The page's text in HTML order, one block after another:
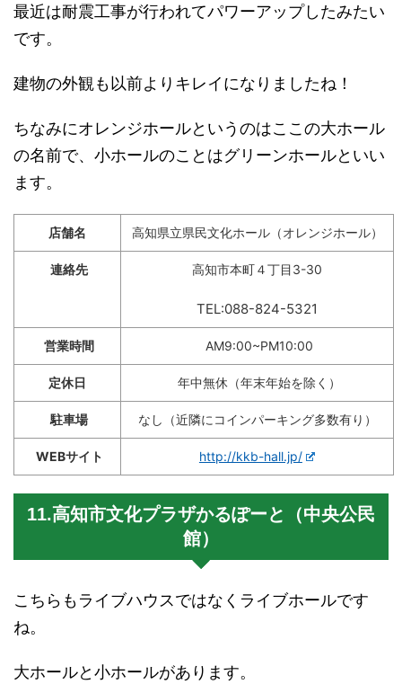
最近は耐震工事が行われてパワーアップしたみたい
です。
建物の外観も以前よりキレイになりましたね！
ちなみにオレンジホールというのはここの大ホール
の名前で、小ホールのことはグリーンホールといい
ます。
店舗名 高知県立県民文化ホール（オレンジホール）
連絡先 高知市本町４丁目3-30
TEL:088-824-5321
営業時間 AM9:00~PM10:00
定休日 年中無休（年末年始を除く）
駐車場 なし（近隣にコインパーキング多数有り）
WEBサイト http://kkb-hall.jp/
11.高知市文化プラザかるぽーと（中央公民
館）
こちらもライブハウスではなくライブホールです
ね。
大ホールと小ホールがあります。